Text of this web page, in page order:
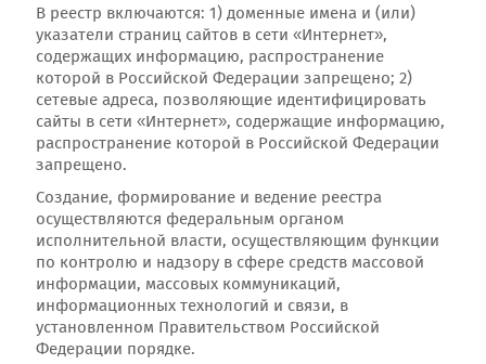
В реестр включаются: 1) доменные имена и (или)
указатели страниц сайтов в сети «Интернет»,
содержащих информацию, распространение
которой в Российской Федерации запрещено; 2)
сетевые адреса, позволяющие идентифицировать
сайты в сети «Интернет», содержащие информацию,
распространение которой в Российской Федерации
запрещено.
Создание, формирование и ведение реестра
осуществляются федеральным органом
исполнительной власти, осуществляющим функции
по контролю и надзору в сфере средств массовой
информации, массовых коммуникаций,
информационных технологий и связи, в
установленном Правительством Российской
Федерации порядке.